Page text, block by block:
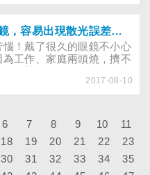
增添一股東方色彩。30分鐘配眼鏡，容易出現散光誤差？配眼鏡前，這些事千萬不能做……
！戴了很久的眼鏡不小心
工作、家庭兩頭燒，擠不
鏡行都標榜只要半小時就能
果然不到半小時就拿到新眼
，看到的東西都有些模
怎麼回事？
2017-08-10
6 7 8 9 10
11
18 19 20 21 22
23
30 31 32 33 34
35